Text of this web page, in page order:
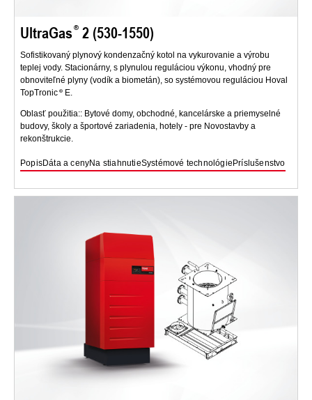
UltraGas 2 (530-1550)
Sofistikovaný plynový kondenzačný kotol na vykurovanie a výrobu
teplej vody. Stacionárny, s plynulou reguláciou výkonu, vhodný pre
obnoviteľné plyny (vodík a biometán), so systémovou reguláciou Hoval
TopTronic
E.
Oblasť použitia:: Bytové domy, obchodné, kancelárske a priemyselné
budovy, školy a športové zariadenia, hotely - pre Novostavby a
rekonštrukcie.
PopisDáta a cenyNa stiahnutieSystémové technológie Príslušenstvo